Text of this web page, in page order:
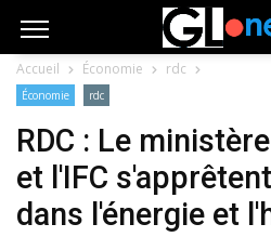
Accueil Économie rdc
Économie rdc
RDC : Le
et l'IFC
dans l'énergie et